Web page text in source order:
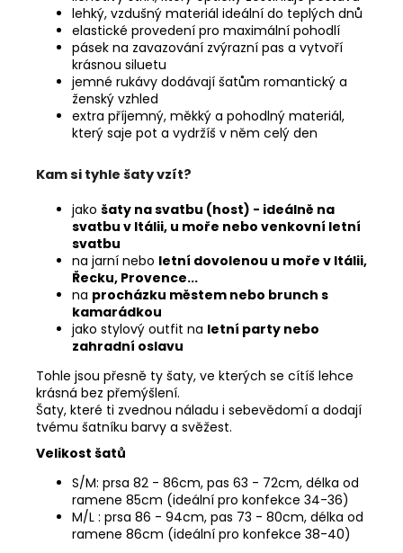
lehký, vzdušný materiál ideální do teplých dnů
elastické provedení pro maximální pohodlí
pásek na zavazování zvýrazní pas a vytvoří
krásnou siluetu
jemné rukávy dodávají šatům romantický a
ženský vzhled
extra příjemný, měkký a pohodlný materiál,
který saje pot a vydržíš v něm celý den
Kam si tyhle šaty vzít?
jako šaty na svatbu (host) - ideálně na
svatbu v Itálii, u moře nebo venkovní letní
svatbu
na jarní nebo letní dovolenou u moře v Itálii,
Řecku, Provence...
na procházku městem nebo brunch s
kamarádkou
jako stylový outfit na letní party nebo
zahradní oslavu
Tohle jsou přesně ty šaty, ve kterých se cítíš lehce
krásná bez přemýšlení.
Šaty, které ti zvednou náladu i sebevědomí a dodají
tvému šatníku barvy a svěžest.
Velikost šatů
S/M: prsa 82 - 86cm, pas 63 - 72cm, délka od
ramene 85cm (ideální pro konfekce 34-36)
M/L : prsa 86 - 94cm, pas 73 - 80cm, délka od
ramene 86cm (ideální pro konfekce 38-40)